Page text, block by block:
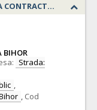
SECTIUNEA I: AUTORITATEA/ENTITATEA CONTRACTANTA
BIHOR
Strada:
,
, Cod